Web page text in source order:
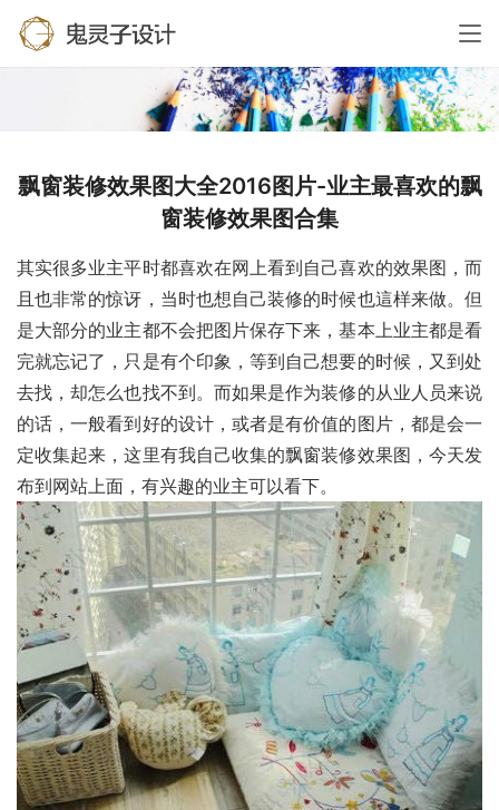
飘窗装修效果图大全2016图片-业主最喜欢的飘
窗装修效果图合集
其实很多业主平时都喜欢在网上看到自己喜欢的效果图，而
且也非常的惊讶，当时也想自己装修的时候也這样来做。但
是大部分的业主都不会把图片保存下来，基本上业主都是看
完就忘记了，只是有个印象，等到自己想要的时候，又到处
去找，却怎么也找不到。而如果是作为装修的从业人员来说
的话，一般看到好的设计，或者是有价值的图片，都是会一
定收集起来，这里有我自己收集的飘窗装修效果图，今天发
布到网站上面，有兴趣的业主可以看下。